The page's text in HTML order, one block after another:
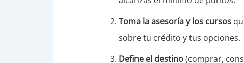
Toma la asesoría y los cursos
sobre tu crédito y tus opciones.
Define el destino(comprar,